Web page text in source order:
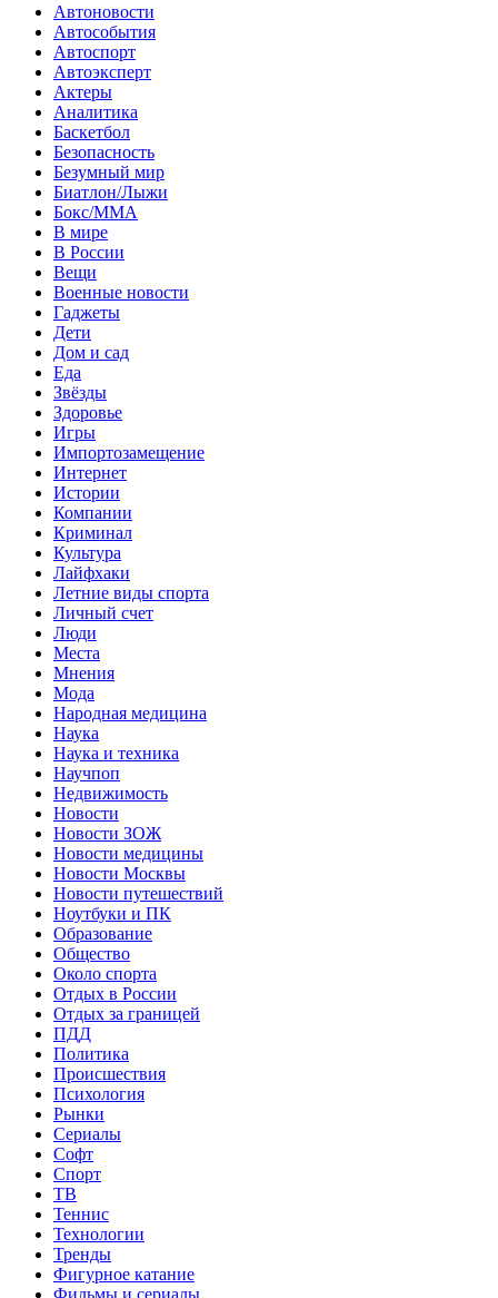
Автоновости
Автособытия
Автоспорт
Автоэксперт
Актеры
Аналитика
Баскетбол
Безопасность
Безумный мир
Биатлон/Лыжи
Бокс/MMA
В мире
В России
Вещи
Военные новости
Гаджеты
Дети
Дом и сад
Еда
Звёзды
Здоровье
Игры
Импортозамещение
Интернет
Истории
Компании
Криминал
Культура
Лайфхаки
Летние виды спорта
Личный счет
Люди
Места
Мнения
Мода
Народная медицина
Наука
Наука и техника
Научпоп
Недвижимость
Новости
Новости ЗОЖ
Новости медицины
Новости Москвы
Новости путешествий
Ноутбуки и ПК
Образование
Общество
Около спорта
Отдых в России
Отдых за границей
ПДД
Политика
Происшествия
Психология
Рынки
Сериалы
Софт
Спорт
ТВ
Теннис
Технологии
Тренды
Фигурное катание
Фильмы и сериалы